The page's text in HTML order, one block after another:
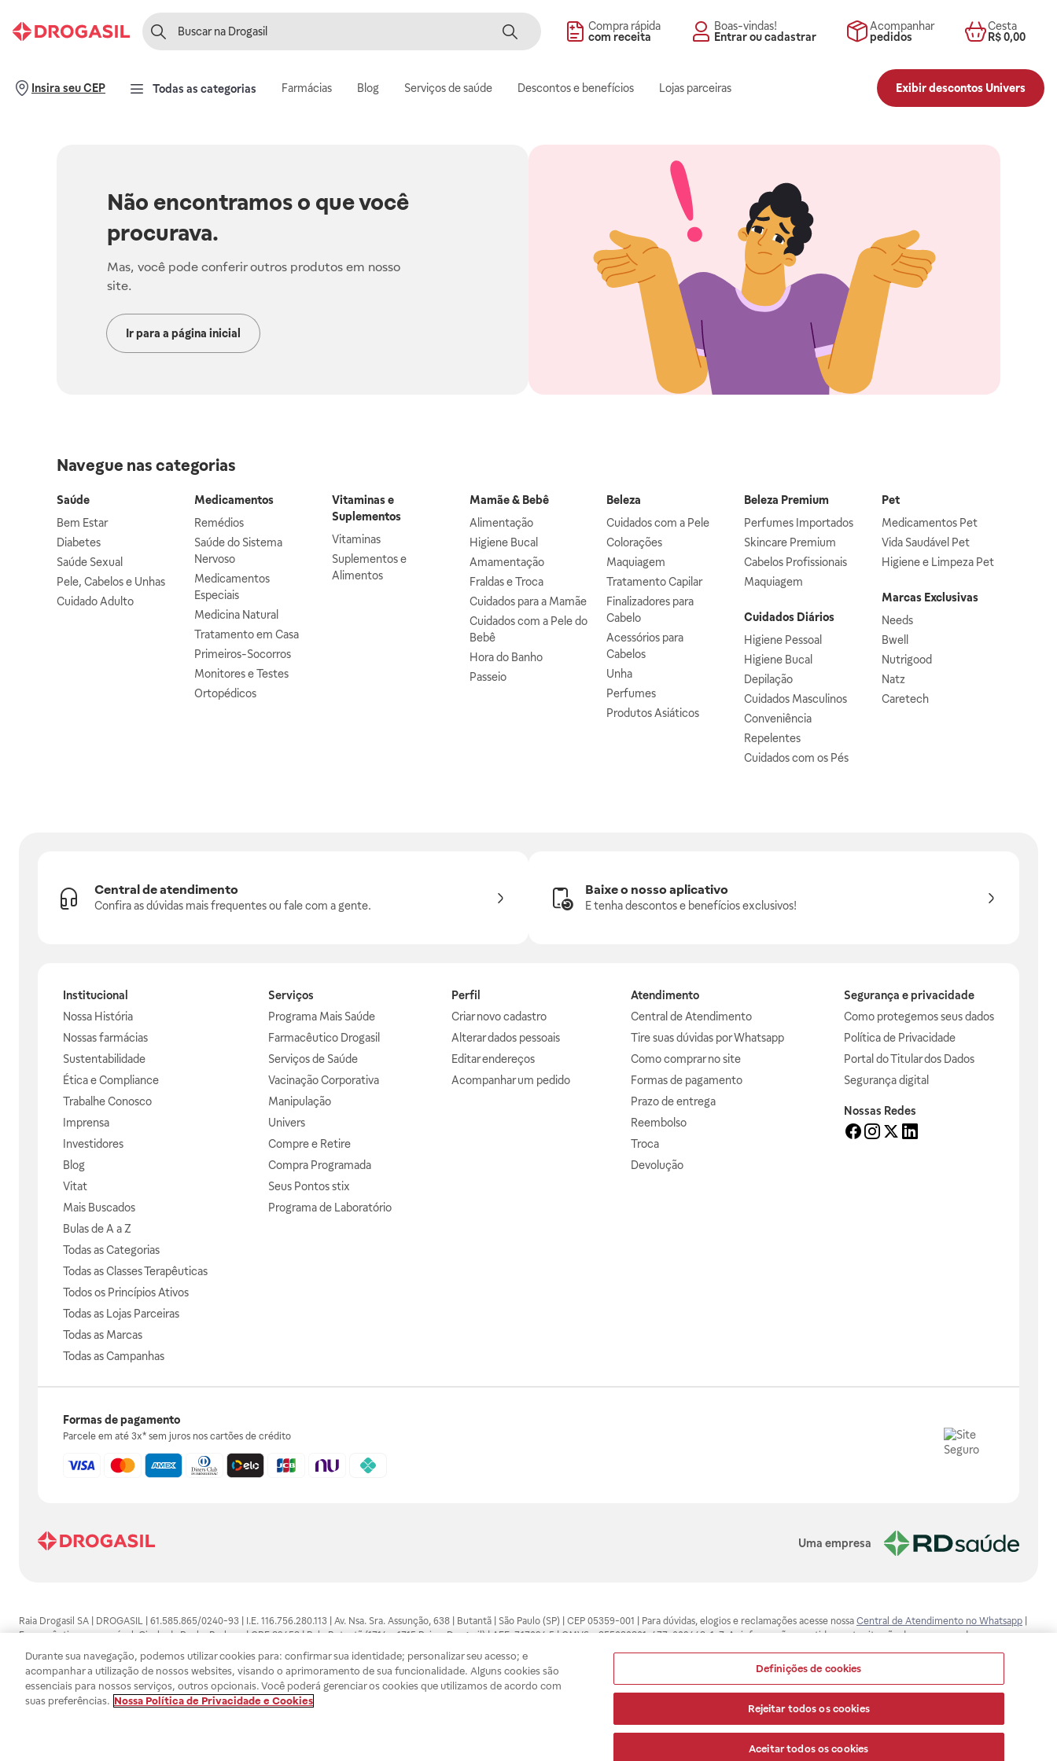
Compra rápida
com receita
Boas-vindas!
Entrar ou cadastrar
Acompanhar
pedidos
Cesta
R$ 0,00
Insira seu CEP Todas as categorias Farmácias Blog Serviços de saúde Descontos e benefícios Lojas parceiras Exibir descontos Univers
Não encontramos o que você
procurava.
Mas, você pode conferir outros produtos em nosso
site.
Ir para a página inicial
Navegue nas categorias
Saúde
Bem Estar
Diabetes
Saúde Sexual
Pele, Cabelos e Unhas
Cuidado Adulto
Medicamentos
Remédios
Saúde do Sistema
Nervoso
Medicamentos
Especiais
Medicina Natural
Tratamento em Casa
Primeiros-Socorros
Monitores e Testes
Ortopédicos
Vitaminas e
Suplementos
Vitaminas
Suplementos e
Alimentos
Mamãe & Bebê
Alimentação
Higiene Bucal
Amamentação
Fraldas e Troca
Cuidados para a Mamãe
Cuidados com a Pele do
Bebê
Hora do Banho
Passeio
Beleza
Cuidados com a Pele
Colorações
Maquiagem
Tratamento Capilar
Finalizadores para
Cabelo
Acessórios para
Cabelos
Unha
Perfumes
Produtos Asiáticos
Beleza Premium
Perfumes Importados
Skincare Premium
Cabelos Profissionais
Maquiagem
Cuidados Diários
Higiene Pessoal
Higiene Bucal
Depilação
Cuidados Masculinos
Conveniência
Repelentes
Cuidados com os Pés
Pet
Medicamentos Pet
Vida Saudável Pet
Higiene e Limpeza Pet
Marcas Exclusivas
Needs
Bwell
Nutrigood
Natz
Caretech
Central de atendimento
Confira as dúvidas mais frequentes ou fale com a gente.
Baixe o nosso aplicativo
E tenha descontos e benefícios exclusivos!
Institucional
Nossa História
Nossas farmácias
Sustentabilidade
Ética e Compliance
Trabalhe Conosco
Imprensa
Investidores
Blog
Vitat
Mais Buscados
Bulas de A a Z
Todas as Categorias
Todas as Classes Terapêuticas
Todos os Princípios Ativos
Todas as Lojas Parceiras
Todas as Marcas
Todas as Campanhas
Serviços
Programa Mais Saúde
Farmacêutico Drogasil
Serviços de Saúde
Vacinação Corporativa
Manipulação
Univers
Compre e Retire
Compra Programada
Seus Pontos stix
Programa de Laboratório
Perfil
Criar novo cadastro
Alterar dados pessoais
Editar endereços
Acompanhar um pedido
Atendimento
Central de Atendimento
Tire suas dúvidas por Whatsapp
Como comprar no site
Formas de pagamento
Prazo de entrega
Reembolso
Troca
Devolução
Segurança e privacidade
Como protegemos seus dados
Política de Privacidade
Portal do Titular dos Dados
Segurança digital
Nossas Redes
Formas de pagamento
Parcele em até 3x* sem juros nos cartões de crédito
Uma empresa
Raia Drogasil SA | DROGASIL | 61.585.865/0240-93 | I.E. 116.756.280.113 | Av. Nsa. Sra. Assunção, 638 | Butantã | São Paulo (SP) | CEP 05359-001 | Para dúvidas, elogios e reclamações acesse nossa Central de Atendimento no Whatsapp
Farmacêutico responsável: Gisele da Penha Barbosa | CRF 89453 | Polo Butantã (1714 e 1715 Raia e Drogasil) | AFE: 7.17094.5 | CMVS - 355030801-477-002443-1-7. As informações contidas neste site não devem ser usadas para
automedicação e não substituem, em hipótese alguma, as orientações dadas pelo profissional da área médica. Somente o médico está apto a diagnosticar qualquer problema de saúde e prescrever o tratamento adequado. Ao
persistirem os sintomas, um médico deverá ser consultado. Os preços e promoções divulgados no site são válidos apenas para compras feitas pela internet. Maiores esclarecimentos, consultar o site: www.anvisa.gov.br. A Raia Drogasil
SA trabalha com as tecnologias mais avançadas de proteção de dados, para que você possa realizar suas compras com tranquilidade. A privacidade e a segurança dos clientes são compromissos da Raia Drogasil SA. Todos os pedidos
efetuados estão sujeitos à confirmação da disponibilidade de produto em nosso estoque.
Durante sua navegação, podemos utilizar cookies para: confirmar sua identidade; personalizar seu acesso; e
acompanhar a utilização de nossos websites, visando o aprimoramento de sua funcionalidade. Alguns cookies são
essenciais para nossos serviços, outros opcionais. Você poderá gerenciar os cookies que utilizamos de acordo com
suas preferências. Nossa Política de Privacidade e Cookies
Definições de cookies
Rejeitar todos os cookies
Aceitar todos os cookies